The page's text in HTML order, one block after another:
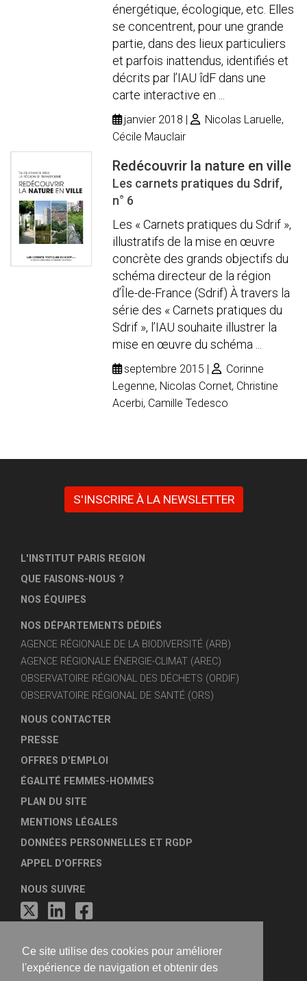
Ce site utilise des cookies pour améliorer
l'expérience de navigation et obtenir des
énergétique, écologique, etc. Elles
se concentrent, pour une grande
partie, dans des lieux particuliers
et parfois inattendus, identifiés et
décrits par l’IAU îdF dans une
carte interactive en ...
janvier 2018
Nicolas Laruelle,
Cécile Mauclair
Redécouvrir la nature en ville
Les carnets pratiques du Sdrif,
n° 6
Les « Carnets pratiques du Sdrif »,
illustratifs de la mise en œuvre
concrète des grands objectifs du
schéma directeur de la région
d’Île-de-France (Sdrif) À travers la
série des « Carnets pratiques du
Sdrif », l’IAU souhaite illustrer la
mise en œuvre du schéma ...
septembre 2015
Corinne
Legenne, Nicolas Cornet, Christine
Acerbi, Camille Tedesco
S'INSCRIRE À LA NEWSLETTER
L'INSTITUT PARIS REGION
QUE FAISONS-NOUS ?
NOS ÉQUIPES
NOS DÉPARTEMENTS DÉDIÉS
AGENCE RÉGIONALE DE LA BIODIVERSITÉ (ARB)
AGENCE RÉGIONALE ÉNERGIE-CLIMAT (AREC)
OBSERVATOIRE RÉGIONAL DES DÉCHETS (ORDIF)
OBSERVATOIRE RÉGIONAL DE SANTÉ (ORS)
NOUS CONTACTER
PRESSE
OFFRES D'EMPLOI
ÉGALITÉ FEMMES-HOMMES
PLAN DU SITE
MENTIONS LÉGALES
DONNÉES PERSONNELLES ET RGDP
APPEL D'OFFRES
NOUS SUIVRE